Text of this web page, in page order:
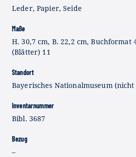
Leder, Papier, Seide
Maße
H. 30,7 cm, B. 22,2 cm, Buchformat
(Blätter) 11
Standort
Bayerisches Nationalmuseum (nicht
Inventarnummer
Bibl. 3687
Bezug
–